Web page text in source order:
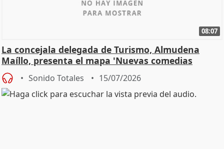
08:07
La concejala delegada de Turismo, Almudena
Maíllo, presenta el mapa 'Nuevas comedias
madrileñas'
Sonido Totales 15/07/2026